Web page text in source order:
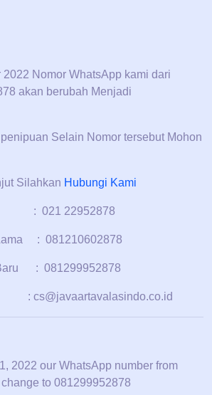
Nomor WhatsApp kami dari
akan berubah Menjadi
Selain Nomor tersebut Mohon
Silahkan Hubungi Kami
: 021 22952878
: 081210602878
: 081299952878
2022 our WhatsApp number from
to 081299952878